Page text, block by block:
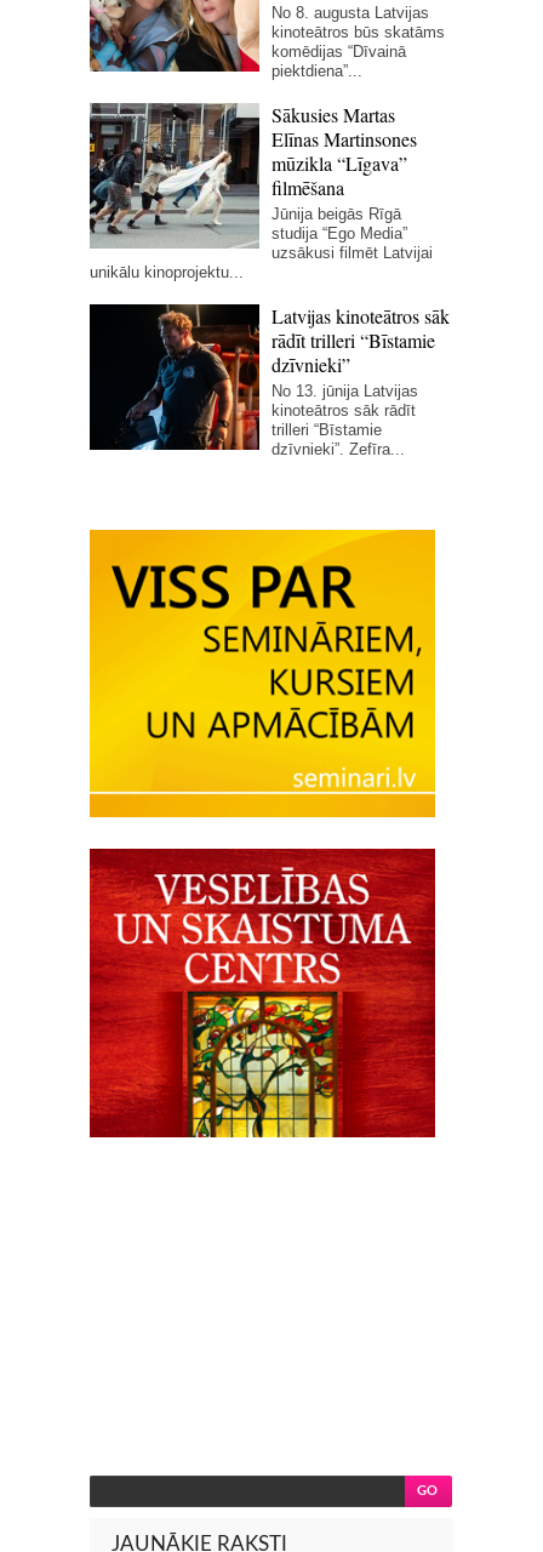
No 8. augusta Latvijas
kinoteātros būs skatāms
komēdijas “Dīvainā
piektdiena”...
Sākusies Martas
Elīnas Martinsones
mūzikla “Līgava”
filmēšana
Jūnija beigās Rīgā
studija “Ego Media”
uzsākusi filmēt Latvijai
unikālu kinoprojektu...
Latvijas kinoteātros sāk
rādīt trilleri “Bīstamie
dzīvnieki”
No 13. jūnija Latvijas
kinoteātros sāk rādīt
trilleri “Bīstamie
dzīvnieki”. Zefīra...
JAUNĀKIE RAKSTI